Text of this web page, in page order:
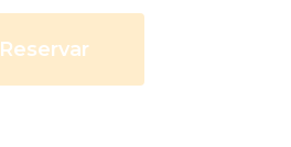
Reservar